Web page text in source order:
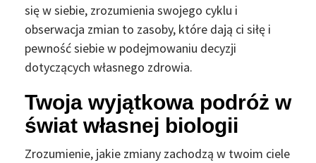
się w siebie, zrozumienia swojego cyklu i
obserwacja zmian to zasoby, które dają ci siłę i
pewność siebie w podejmowaniu decyzji
dotyczących własnego zdrowia.
Twoja wyjątkowa podróż w
świat własnej biologii
Zrozumienie, jakie zmiany zachodzą w twoim ciele